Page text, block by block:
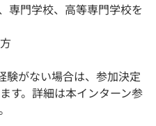
専門学校、高等専門学校を
がない場合は、参加決定
す。詳細は本インターン参